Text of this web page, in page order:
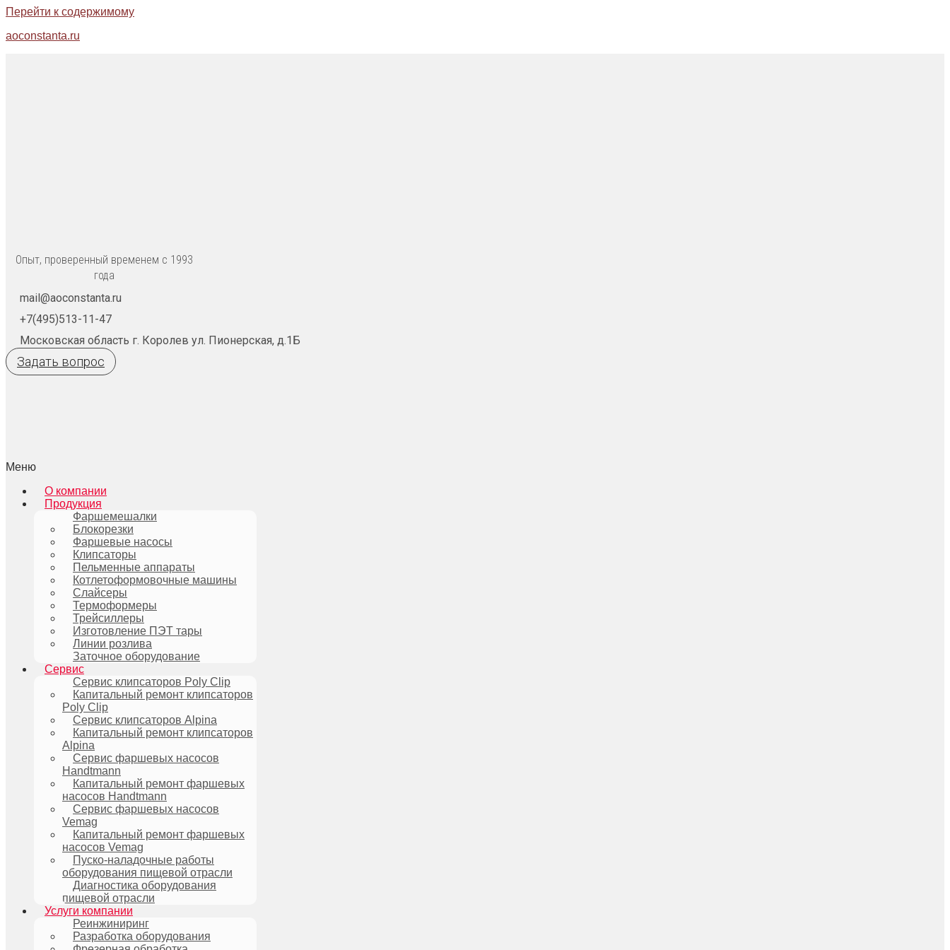
Перейти к содержимому
aoconstanta.ru
Опыт, проверенный временем с 1993
года
mail@aoconstanta.ru
+7(495)513-11-47
Московская область г. Королев ул. Пионерская, д.1Б
Задать вопрос
Меню
О компании
Продукция
Фаршемешалки
Блокорезки
Фаршевые насосы
Клипсаторы
Пельменные аппараты
Котлетоформовочные машины
Слайсеры
Термоформеры
Трейсиллеры
Изготовление ПЭТ тары
Линии розлива
Заточное оборудование
Сервис
Сервис клипсаторов Poly Clip
Капитальный ремонт клипсаторов
Poly Clip
Сервис клипсаторов Alpina
Капитальный ремонт клипсаторов
Alpina
Сервис фаршевых насосов
Handtmann
Капитальный ремонт фаршевых
насосов Handtmann
Сервис фаршевых насосов
Vemag
Капитальный ремонт фаршевых
насосов Vemag
Пуско-наладочные работы
оборудования пищевой отрасли
Диагностика оборудования
пищевой отрасли
Услуги компании
Реинжиниринг
Разработка оборудования